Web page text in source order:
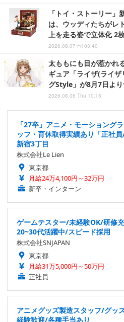
「トイ・ストーリー
は、ウッディたちがレ
上を走る姿で立体化 2
2026.08.07 Fri 03:40
太ももにも目が惹かれ
ギュア「ライザ(ライ
グStyle」が8月7日よ
2026.08.06 Thu 10:15
「27卒」アニメ・モーショング
ッフ・育休取得実績あり「正社
新宿3丁目
株式会社Le Lien
東京都
月給24万4,100円～32万円
新卒・インターン
ゲームテスター/未経験OK/研修
20~30代活躍中/スピード採用
株式会社SNJAPAN
東京都
月給31万5,000円～50万円
正社員
アニメグッズ製造スタッフ/グッ
経験歓迎/各種手当あり